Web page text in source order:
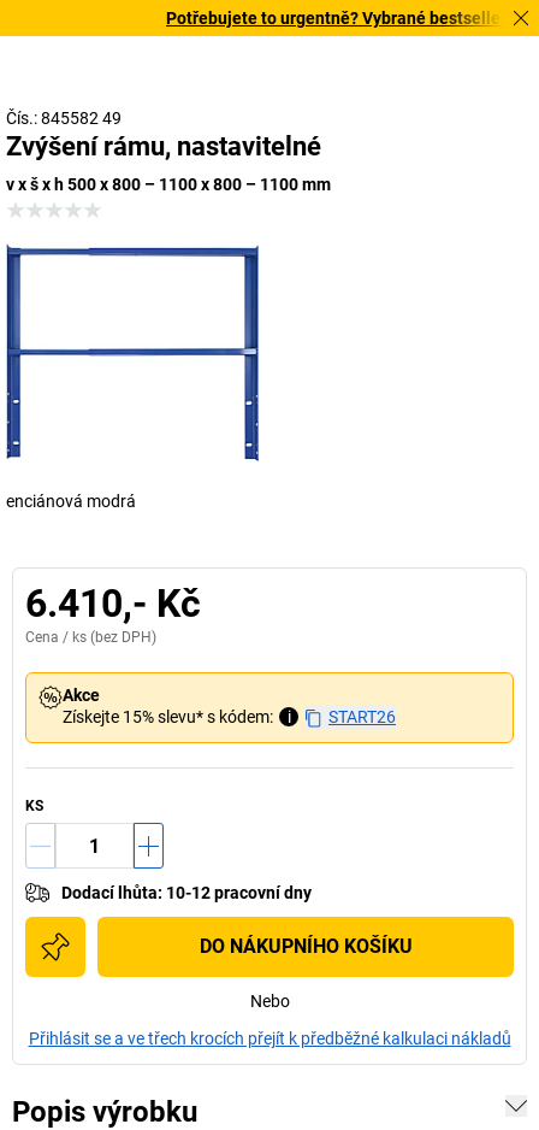
Potřebujete to urgentně? Vybrané bestsellery
Čís.: 845582 49
Zvýšení rámu, nastavitelné
v x š x h 500 x 800 – 1100 x 800 – 1100 mm
enciánová modrá
6.410,- Kč
Cena / ks (bez DPH)
Akce
Získejte 15% slevu* s kódem:
i START26
KS
Dodací lhůta: 10-12 pracovní dny
DO NÁKUPNÍHO KOŠÍKU
Nebo
Přihlásit se a ve třech krocích přejít k předběžné kalkulaci nákladů
Popis výrobku